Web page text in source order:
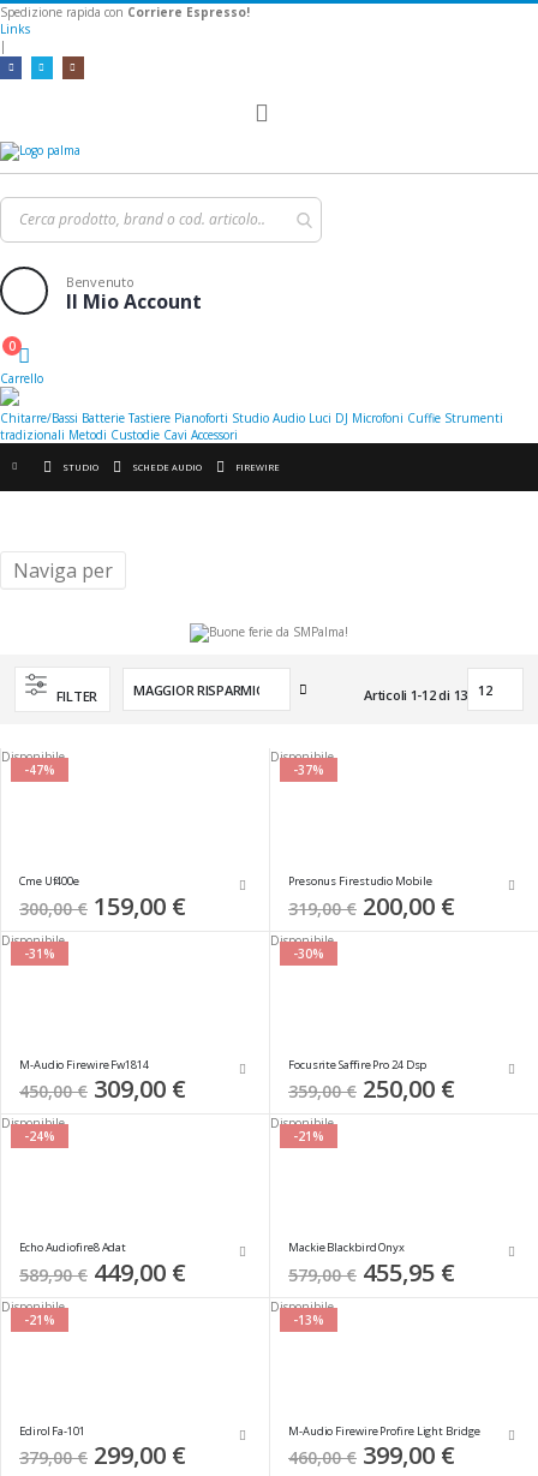
Spedizione rapida con Corriere Espresso!
Links
|
Benvenuto
Il Mio Account
Cart
0
Carrello
Chitarre/Bassi Batterie Tastiere Pianoforti Studio Audio Luci DJ Microfoni Cuffie Strumenti
tradizionali Metodi Custodie Cavi Accessori
STUDIO SCHEDE AUDIO FIREWIRE
FILTER
Imposta
Articoli 1-12di 13
-47%
Disponibile
Cme Uf400e
300,00 € Special
Price
159,00 €
-37%
Disponibile
Presonus Firestudio Mobile
319,00 € Special
Price
200,00 €
-31%
Disponibile
M-Audio Firewire Fw1814
450,00 € Special
Price
309,00 €
-30%
Disponibile
Focusrite Saffire Pro 24 Dsp
359,00 € Special
Price
250,00 €
-24%
Disponibile
Echo Audiofire8 Adat
589,90 € Special
Price
449,00 €
-21%
Disponibile
Mackie Blackbird Onyx
579,00 € Special
Price
455,95 €
-21%
Disponibile
Edirol Fa-101
379,00 € Special
Price
299,00 €
-13%
Disponibile
M-Audio Firewire Profire Light Bridge
460,00 € Special
Price
399,00 €
Naviga per